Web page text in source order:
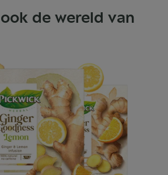
de wereld van